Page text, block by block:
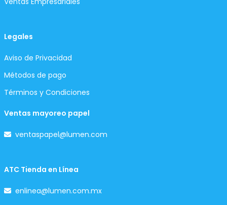
Legales
Aviso de Privacidad
Métodos de pago
Términos y Condiciones
Ventas mayoreo papel
ventaspapel@lumen.com
ATC Tienda en Línea
enlinea@lumen.com.mx